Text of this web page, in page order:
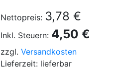
Nettopreis: 3,78 €
Inkl. Steuern: 4,50 €
zzgl. Versandkosten
Lieferzeit: lieferbar